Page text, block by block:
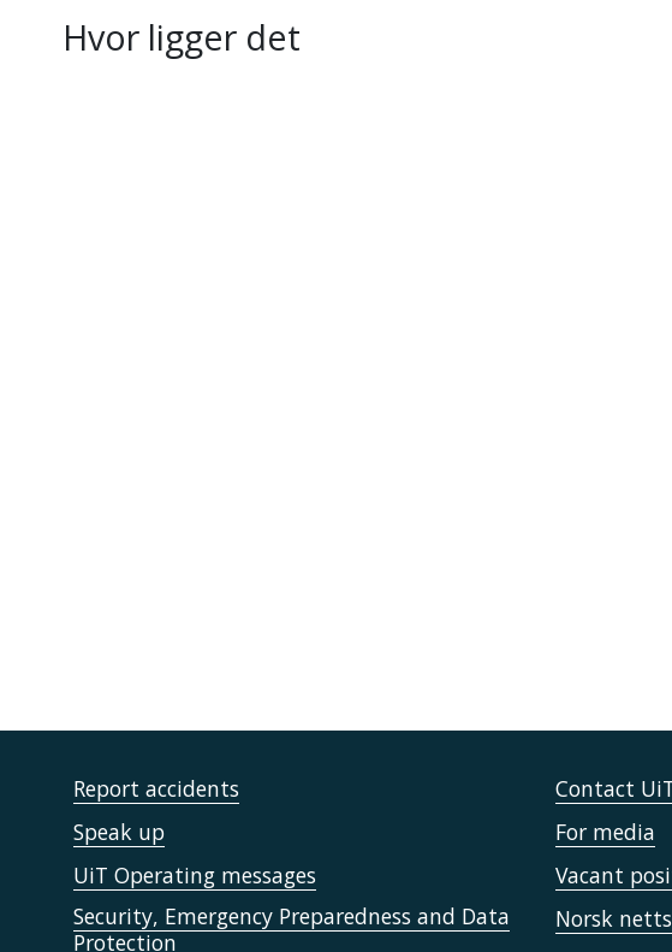
Hvor ligger det
Report accidents
Speak up
UiT Operating messages
Security, Emergency Preparedness and Data
Protection
Contact
For media
Vacant
Norsk